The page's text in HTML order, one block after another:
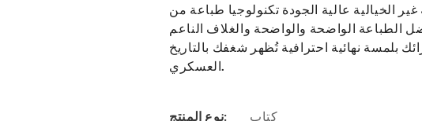
الخيالية عالية الجودة تكنولوجيا طباعة من
الطباعة الواضحة والواضحة والغلاف الناعم
بلمسة نهائية احترافية تُظهر شغفك بالتاريخ
نوع المنتج:
كتاب